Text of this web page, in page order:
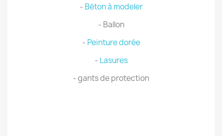
- Béton à modeler
- Ballon
- Peinture dorée
- Lasures
- gants de protection